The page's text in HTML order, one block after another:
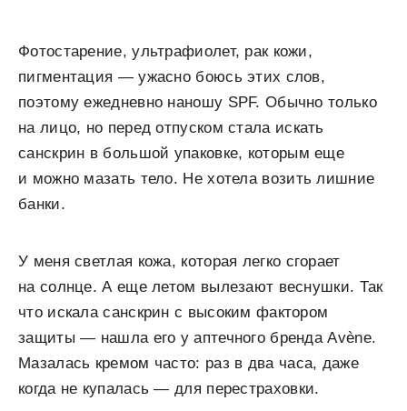
Фотостарение, ультрафиолет, рак кожи,
пигментация — ужасно боюсь этих слов,
поэтому ежедневно наношу SPF. Обычно только
на лицо, но перед отпуском стала искать
санскрин в большой упаковке, которым еще
и можно мазать тело. Не хотела возить лишние
банки.
У меня светлая кожа, которая легко сгорает
на солнце. А еще летом вылезают веснушки. Так
что искала санскрин с высоким фактором
защиты — нашла его у аптечного бренда Avène.
Мазалась кремом часто: раз в два часа, даже
когда не купалась — для перестраховки.